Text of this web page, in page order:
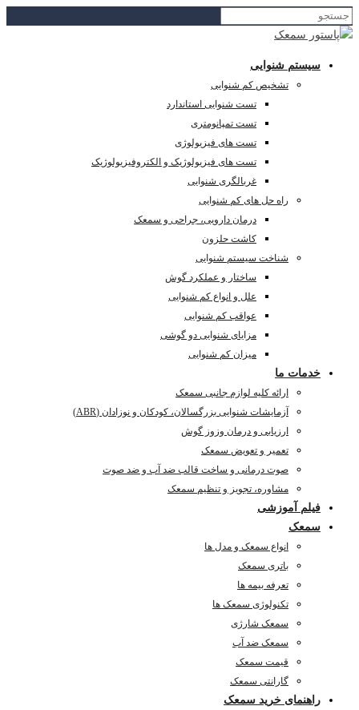
سیستم شنوایی
تشخیص کم شنوایی
تست شنوایی استاندارد
تست تمپانومتری
تست های فیزیولوژی
تست های فیزیولوژیک و الکتروفیزیولوژیک
غربالگری شنوایی
راه حل های کم شنوایی
درمان دارویی، جراحی و سمعک
کاشت حلزون
شناخت سیستم شنوایی
ساختار و عملکرد گوش
علل و انواع کم شنوایی
عواقب کم شنوایی
مزایای شنوایی دو گوشی
میزان کم شنوایی
خدمات ما
ارائه کلیه لوازم جانبی سمعک
آزمایشات شنوایی بزرگسالان، کودکان و نوزادان (ABR)
ارزیابی و درمان وزوز گوش
تعمیر و تعویض سمعک
صوت درمانی و ساخت قالب ضد آب و ضد صوت
مشاوره، تجویز و تنظیم سمعک
فیلم آموزشی
سمعک
انواع سمعک و مدل ها
باتری سمعک
تعرفه بیمه ها
تکنولوژی سمعک ها
سمعک شارژی
سمعک ضد آب
قیمت سمعک
گارانتی سمعک
راهنمای خرید سمعک